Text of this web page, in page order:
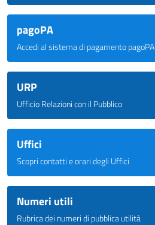
pagoPA
Accedi al sistema di pagamento pagoPA
URP
Ufficio Relazioni con il Pubblico
Uffici
Scopri contatti e orari degli Uffici
Numeri utili
Rubrica dei numeri di pubblica utilità